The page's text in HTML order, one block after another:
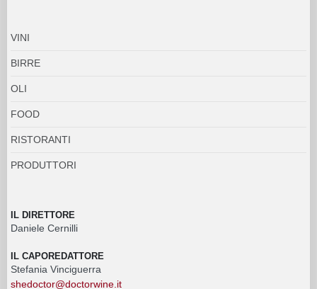
VINI
BIRRE
OLI
FOOD
RISTORANTI
PRODUTTORI
IL DIRETTORE
Daniele Cernilli
IL CAPOREDATTORE
Stefania Vinciguerra
shedoctor@doctorwine.it